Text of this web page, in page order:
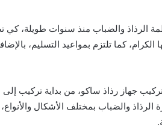
الرذاذ والضباب منذ سنوات طويلة، كي
كما تلتزم بمواعيد التسليم،
جهاز رذاذ ساكو، من بداية تركيب
والضباب بمختلف الأشكال